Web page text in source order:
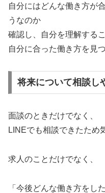
自分にはどんな働き方が
うなのか
確認し、自分を理解する
自分に合った働き方を見
将来について相談し
面談のときだけでなく、
LINEでも相談できたため
求人のことだけでなく、
「今後どんな働き方をし